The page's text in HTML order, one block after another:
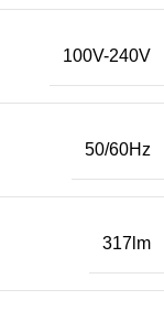
100V-240V
50/60Hz
317lm